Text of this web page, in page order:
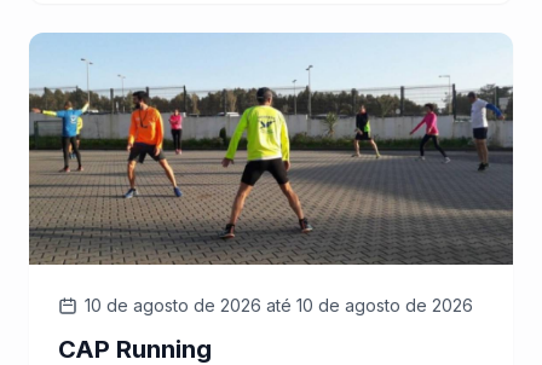
10 de agosto de 2026 até 10 de agosto de 2026
CAP Running